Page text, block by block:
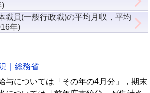
)
職員(一般行政職)の平均月収，平均
年)
｜総務省
与については「その年の4月分」，期末